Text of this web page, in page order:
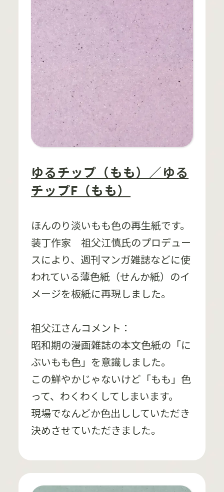
ゆるチップ（もも）／ゆる
チップF（もも）
ほんのり淡いもも色の再生紙です。
装丁作家 祖父江慎氏のプロデュー
スにより、週刊マンガ雑誌などに使
われている薄色紙（せんか紙）のイ
メージを板紙に再現しました。
祖父江さんコメント：
昭和期の漫画雑誌の本文色紙の「に
ぶいもも色」を意識しました。
この鮮やかじゃないけど「もも」色
って、わくわくしてしまいます。
現場でなんどか色出ししていただき
決めさせていただきました。